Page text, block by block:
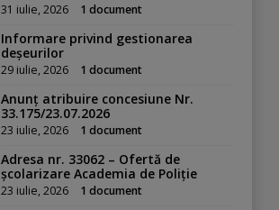
31 iulie, 2026 1 document
Informare privind gestionarea
deșeurilor
29 iulie, 2026 1 document
Anunț atribuire concesiune Nr.
33.175/23.07.2026
23 iulie, 2026 1 document
Adresa nr. 33062 – Ofertă de
școlarizare Academia de Poliție
23 iulie, 2026 1 document